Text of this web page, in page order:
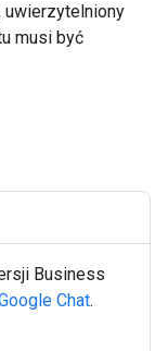
musi być
Business
Chat.